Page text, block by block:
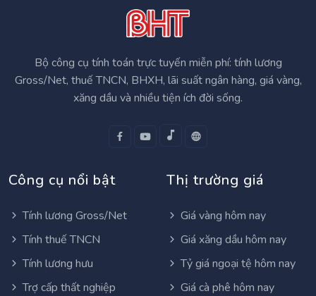
Bộ công cụ tính toán trực tuyến miễn phí: tính lương
Gross/Net, thuế TNCN, BHXH, lãi suất ngân hàng, giá vàng,
xăng dầu và nhiều tiện ích đời sống.
Công cụ nổi bật
Tính lương Gross/Net
Tính thuế TNCN
Tính lương hưu
Trợ cấp thất nghiệp
Thị trường giá
Giá vàng hôm nay
Giá xăng dầu hôm nay
Tỷ giá ngoại tệ hôm nay
Giá cà phê hôm nay